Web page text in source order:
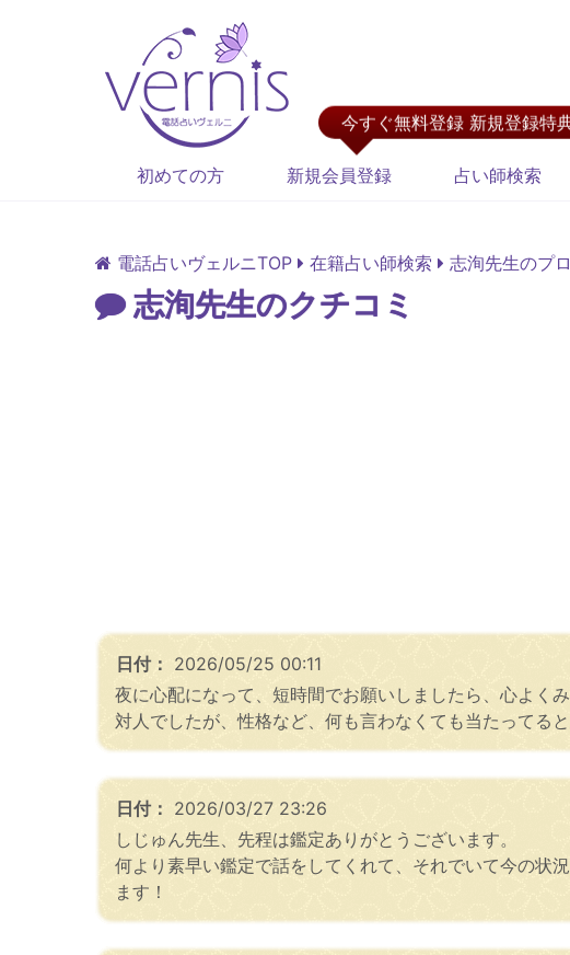
今すぐ無料登録 新規登録特
初めての方 新規会員登録 占い師検索
電話占いヴェルニTOP 在籍占い師検索 志洵先生のプ
志洵先生のクチコミ
日付： 2026/05/25 00:11
夜に心配になって、短時間でお願いしましたら、心よく
対人でしたが、性格など、何も言わなくても当たってる
日付： 2026/03/27 23:26
しじゅん先生、先程は鑑定ありがとうございます。
何より素早い鑑定で話をしてくれて、それでいて今の状
ます！